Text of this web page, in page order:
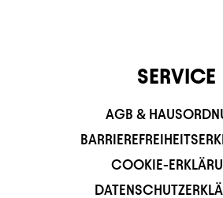
SERVICE
AGB &
COOKIE-